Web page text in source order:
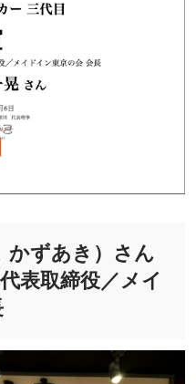
かずあき）さん
表取締役／メイ